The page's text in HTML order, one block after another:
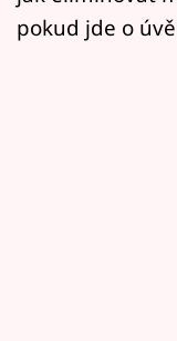
Sledujte nás
pokud jde o